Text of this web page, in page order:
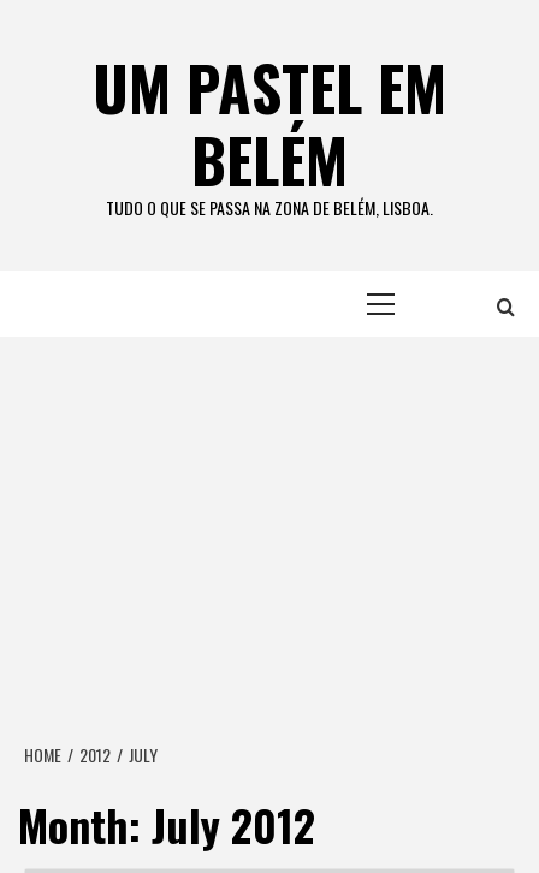
UM PASTEL EM
BELÉM
TUDO O QUE SE PASSA NA ZONA DE BELÉM, LISBOA.
HOME 2012 JULY
Month: July 2012